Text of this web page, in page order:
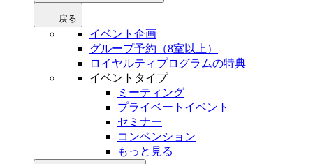
戻る
イベント企画
グループ予約（8室以上）
ロイヤルティプログラムの特典
イベントタイプ
ミーティング
プライベートイベント
セミナー
コンベンション
もっと見る